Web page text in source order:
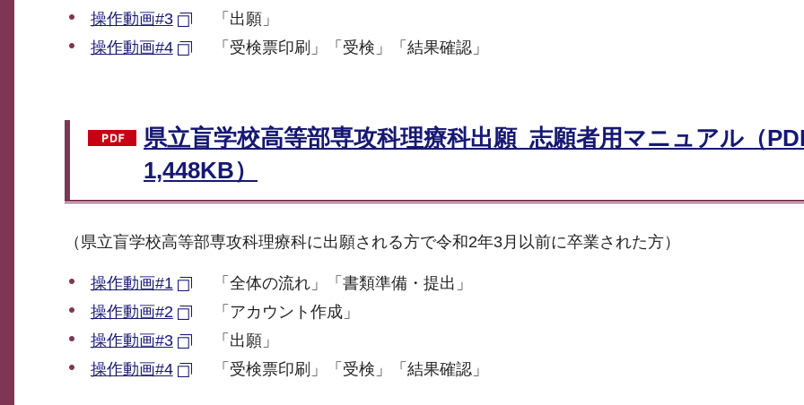
操作動画#3
「出願」
操作動画#4
「受検票印刷」「受検」「結果確認」
県立盲学校高等部専攻科理療科出願_志願者用マニュアル（
1,448KB）
（県立盲学校高等部専攻科理療科に出願される方で令和2年3月以前に卒業された方）
操作動画#1
「全体の流れ」「書類準備・提出」
操作動画#2
「アカウント作成」
操作動画#3
「出願」
操作動画#4
「受検票印刷」「受検」「結果確認」